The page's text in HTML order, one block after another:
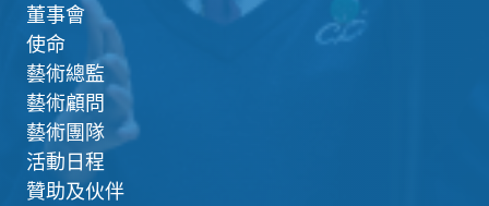
董事會
使命
藝術總監
藝術顧問
藝術團隊
活動日程
贊助及伙伴